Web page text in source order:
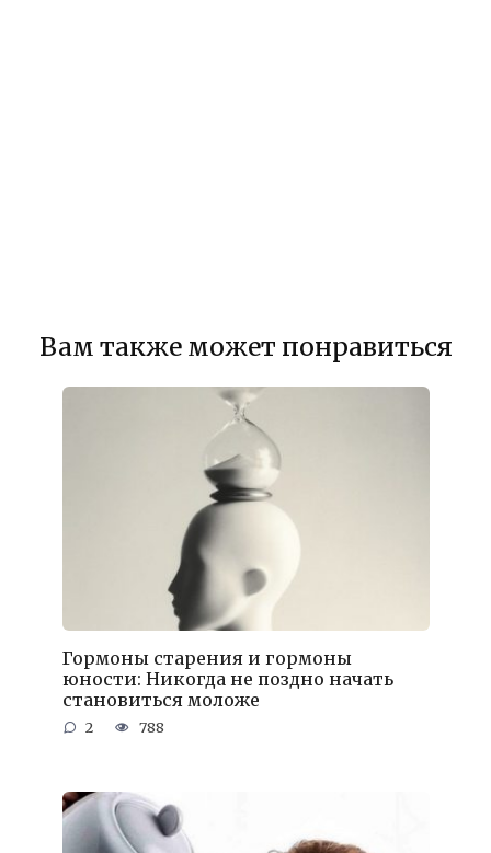
Вам также может понравиться
Гормоны старения и гормоны
юности: Никогда не поздно начать
становиться моложе
2 788